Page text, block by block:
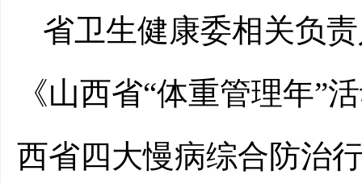
省卫生健康委相关负
《山西省“体重管理年”
西省四大慢病综合防治